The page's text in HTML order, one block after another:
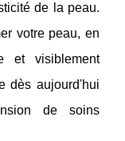
de la peau.
votre peau, en
et visiblement
dès aujourd'hui
de soins